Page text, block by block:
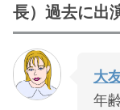
長）過去に出
大
年